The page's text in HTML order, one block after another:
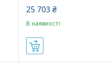
25 703 ₴
В наявності